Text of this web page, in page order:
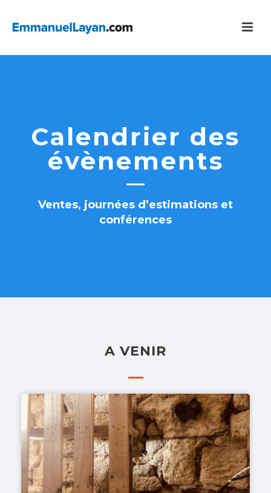
Calendrier des
évènements
Ventes, journées d’estimations et
conférences
A VENIR